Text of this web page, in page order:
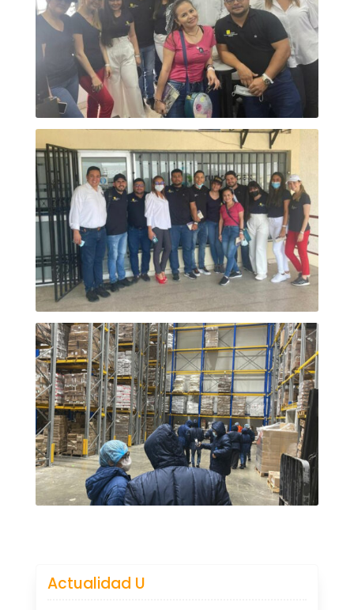
Actualidad U